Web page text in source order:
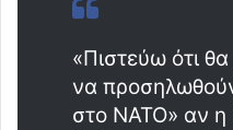
«Πιστεύω ότι
να
στο ΝΑΤΟ» αν η